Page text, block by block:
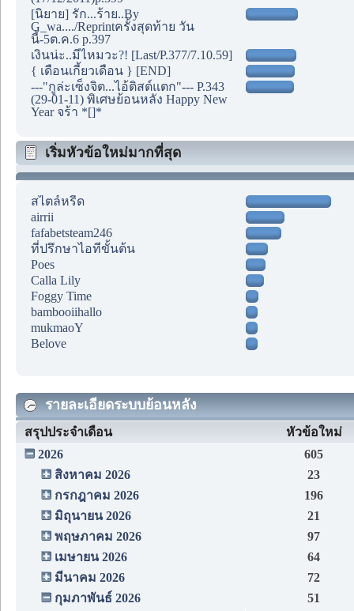
[นิยาย] รัก...ร้าย..By
G_wa..../Reprintครั้งสุดท้าย วัน
นี้-5ต.ค.6 p.397
เงินน่ะ..มีไหมวะ?! [Last/P.377/7.10.59]
{ เดือนเกี้ยวเดือน } [END]
---"กูล่ะเซ็งจิต...ไอ้ติสต์แตก"--- P.343
(29-01-11) พิเศษย้อนหลัง Happy New
Year จร้า *[]*
เริ่มหัวข้อใหม่มากที่สุด
สไตล์หรีด
airrii
fafabetsteam246
ที่ปรึกษาไอทีขั้นต้น
Poes
Calla Lily
Foggy Time
bambooiihallo
mukmaoY
Belove
รายละเอียดระบบย้อนหลัง
สรุปประจำเดือน
หัวข้อใหม่
2026
605
สิงหาคม 2026
23
กรกฎาคม 2026
196
มิถุนายน 2026
21
พฤษภาคม 2026
97
เมษายน 2026
64
มีนาคม 2026
72
กุมภาพันธ์ 2026
51